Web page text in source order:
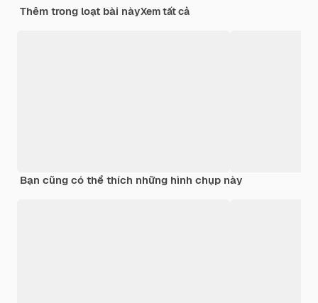
Thêm trong loạt bài nàyXem tất cả
Bạn cũng có thể thích những hình chụp này